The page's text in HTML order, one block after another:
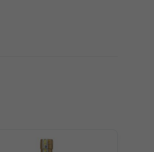
sự sâu lắng, đa chiều trong